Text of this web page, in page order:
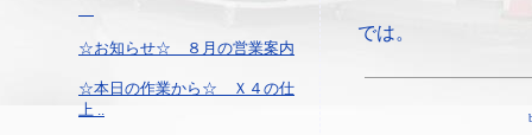
☆お知らせ☆ ８月の営業案内
☆本日の作業から☆ Ｘ４の仕
上 ..
では。